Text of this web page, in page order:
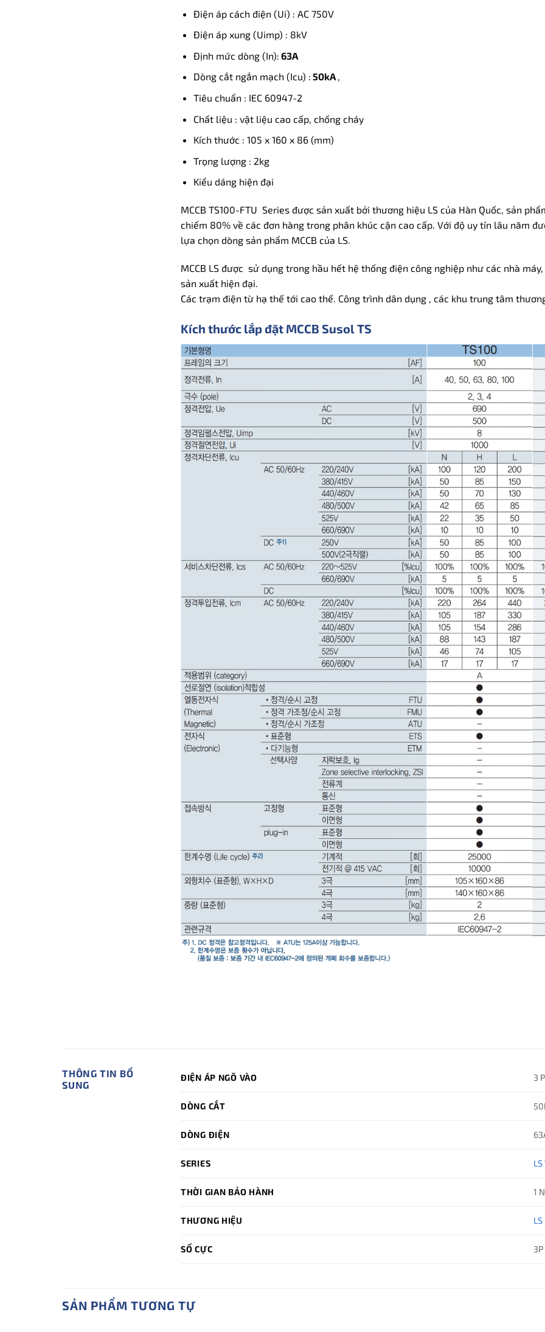
Điện áp cách điện (Ui) : AC 750V
Điện áp xung (Uimp) : 8kV
Định mức dòng (In): 63A
Dòng cắt ngắn mạch (Icu) : 50kA ,
Tiêu chuẩn : IEC 60947-2
Chất liệu : vật liệu cao cấp, chống cháy
Kích thước : 105 x 160 x 86 (mm)
Trọng lượng : 2kg
Kiểu dáng hiện đại
MCCB TS100-FTU Series được sản xuất bởi thương hiệu LS của Hàn Quốc, sản
chiếm 80% về các đơn hàng trong phân khúc cận cao cấp. Với độ uy tín lâu năm
lựa chọn dòng sản phẩm MCCB của LS.
MCCB LS được sử dụng trong hầu hết hệ thống điện công nghiệp như các nhà
sản xuất hiện đại.
Các trạm điện từ hạ thế tới cao thế. Công trình dân dụng , các khu trung tâm
Kích thước lắp đặt MCCB Susol TS
THÔNG TIN BỔ
SUNG
ĐIỆN ÁP NGÕ VÀO 3
DÒNG CẮT
DÒNG ĐIỆN
SERIES
THỜI GIAN BẢO HÀNH 1
THƯƠNG HIỆU LS
SỐ CỰC 3P
SẢN PHẨM TƯƠNG TỰ